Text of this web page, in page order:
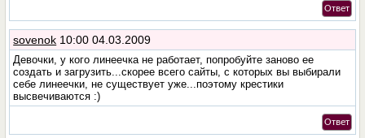
Ответ
sovenok 10:00 04.03.2009
Девочки, у кого линеечка не работает, попробуйте заново ее
создать и загрузить...скорее всего сайты, с которых вы выбирали
себе линеечки, не существует уже...поэтому крестики
высвечиваются :)
Ответ